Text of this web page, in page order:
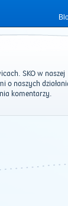
SKO w naszej
o naszych
komentarzy.